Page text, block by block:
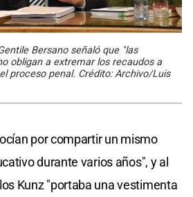
Bersano señaló que "las
obligan a extremar los recaudos a
proceso penal. Crédito: Archivo/Luis
por compartir un mismo
durante varios años", y al
Kunz "portaba una vestimenta